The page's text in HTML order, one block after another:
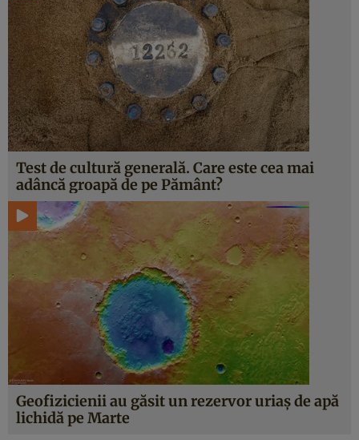
Test de cultură generală. Care este cea mai
adâncă groapă de pe Pământ?
Geofizicienii au găsit un rezervor uriaș de apă
lichidă pe Marte